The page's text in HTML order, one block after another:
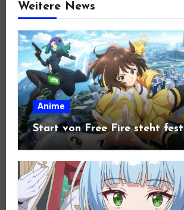
Weitere News
Anime
Start von Free Fire steht fest